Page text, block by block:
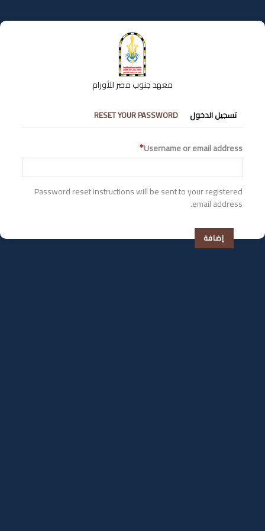
إلى
المحتوى
معهد جنوب مصر للأورام
التبويبات
الأساسية
تسجيل الدخول RESET YOUR PASSWORD
Username or email address
Password reset instructions will be sent to your registered
email address.